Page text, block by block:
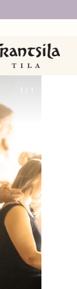
1 / 1